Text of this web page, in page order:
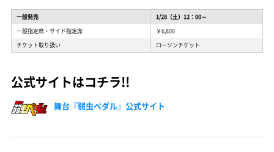
一般発売
1/28（土）12：00～
一般指定席・サイド指定席
￥6,800
チケット取り扱い
ローソンチケット
公式サイトはコチラ!!
舞台『弱虫ペダル』公式サイト